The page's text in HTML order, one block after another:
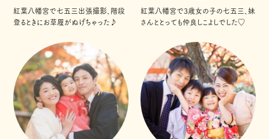
紅葉八幡宮で七五三出張撮影、階段
登るときにお草履がぬげちゃった♪
紅葉八幡宮で3歳女の子の七五三、妹
さんととっても仲良しこよしでした♡